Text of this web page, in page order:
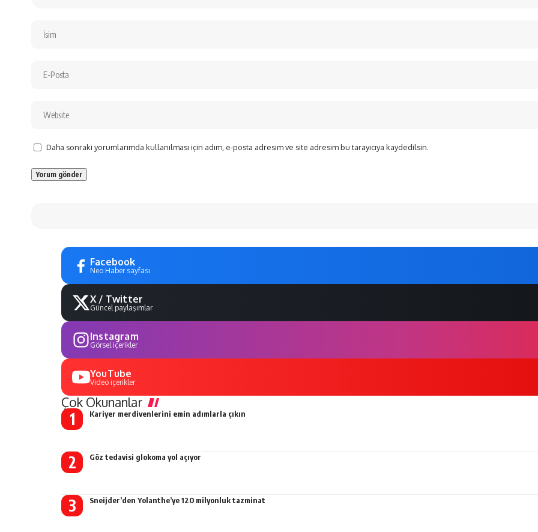
Daha sonraki yorumlarımda kullanılması için adım, e-posta adresim ve site adresim bu tarayıcıya kaydedilsin.
Facebook
Neo Haber sayfası
X / Twitter
Güncel paylaşımlar
Instagram
Görsel içerikler
YouTube
Video içerikler
Çok Okunanlar
Kariyer merdivenlerini emin adımlarla çıkın
Göz tedavisi glokoma yol açıyor
Sneijder’den Yolanthe’ye 120 milyonluk tazminat